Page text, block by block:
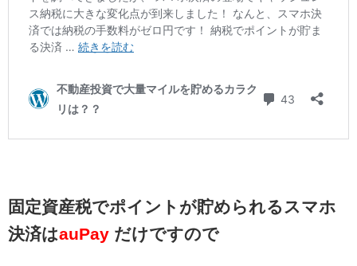
固定資産税でポイントが貯められるスマホ
決済はauPay だけですので